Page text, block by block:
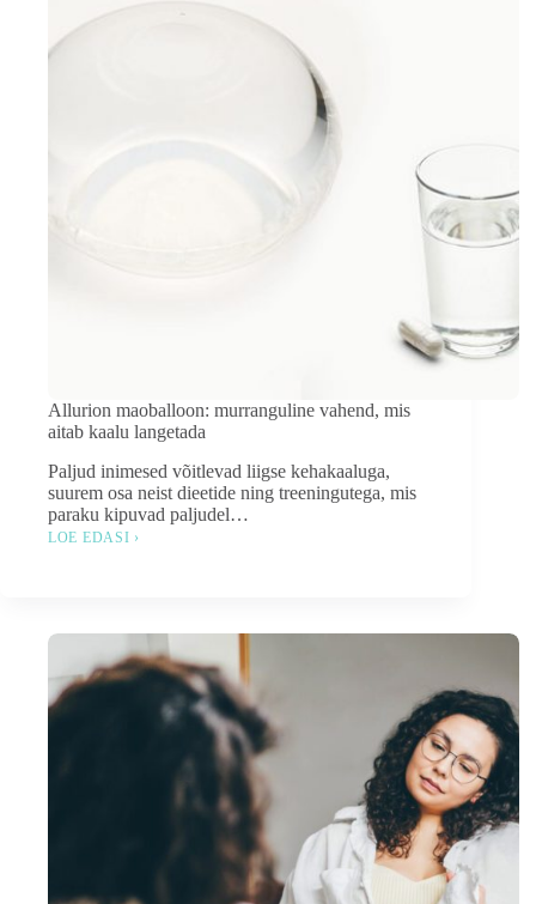
Allurion maoballoon: murranguline vahend, mis
aitab kaalu langetada
Paljud inimesed võitlevad liigse kehakaaluga,
suurem osa neist dieetide ning treeningutega, mis
paraku kipuvad paljudel…
LOE EDASI ›